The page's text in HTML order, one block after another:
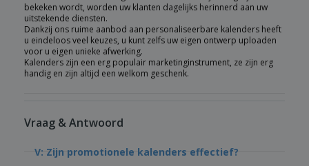
bekeken wordt, worden uw klanten dagelijks herinnerd aan uw
uitstekende diensten.
Dankzij ons ruime aanbod aan personaliseerbare kalenders heeft
u eindeloos veel keuzes, u kunt zelfs uw eigen ontwerp uploaden
voor u eigen unieke afwerking.
Kalenders zijn een erg populair marketinginstrument, ze zijn erg
handig en zijn altijd een welkom geschenk.
Vraag & Antwoord
V: Zijn promotionele kalenders effectief?